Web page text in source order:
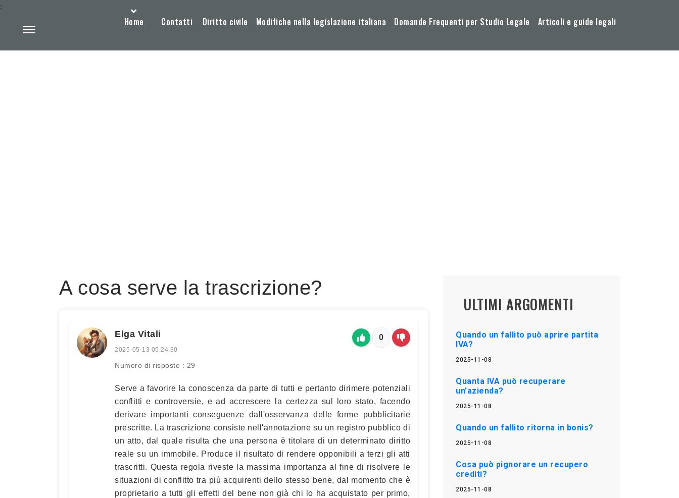
Home Contatti Diritto civile Modifiche nella legislazione italiana Domande Frequenti per Studio Legale Articoli e guide legali
:
A cosa serve la trascrizione?
Elga Vitali
2025-05-13 05:24:30
Numero di risposte : 29
0
Serve a favorire la conoscenza da parte di tutti e pertanto dirimere potenziali
conflitti e controversie, e ad accrescere la certezza sul loro stato, facendo
derivare importanti conseguenze dall'osservanza delle forme pubblicitarie
prescritte. La trascrizione consiste nell'annotazione su un registro pubblico di
un atto, dal quale risulta che una persona è titolare di un determinato diritto
reale su un immobile. Produce il risultato di rendere opponibili a terzi gli atti
trascritti. Questa regola riveste la massima importanza al fine di risolvere le
situazioni di conflitto tra più acquirenti dello stesso bene, dal momento che è
proprietario a tutti gli effetti del bene non già chi lo ha acquistato per primo,
ULTIMI ARGOMENTI
Quando un fallito può aprire partita
IVA?
2025-11-08
Quanta IVA può recuperare
un'azienda?
2025-11-08
Quando un fallito ritorna in bonis?
2025-11-08
Cosa può pignorare un recupero
crediti?
2025-11-08